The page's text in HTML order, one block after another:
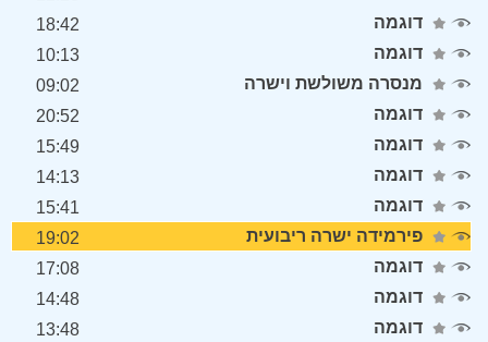
דוגמה
18:42
דוגמה
10:13
מנסרה משולשת וישרה
09:02
דוגמה
20:52
דוגמה
15:49
דוגמה
14:13
דוגמה
15:41
פירמידה ישרה ריבועית
19:02
דוגמה
17:08
דוגמה
14:48
דוגמה
13:48